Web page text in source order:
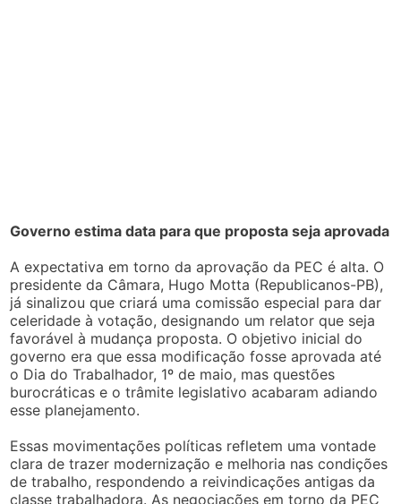
Governo estima data para que proposta seja aprovada
A expectativa em torno da aprovação da PEC é alta. O
presidente da Câmara, Hugo Motta (Republicanos-PB),
já sinalizou que criará uma comissão especial para dar
celeridade à votação, designando um relator que seja
favorável à mudança proposta. O objetivo inicial do
governo era que essa modificação fosse aprovada até
o Dia do Trabalhador, 1º de maio, mas questões
burocráticas e o trâmite legislativo acabaram adiando
esse planejamento.
Essas movimentações políticas refletem uma vontade
clara de trazer modernização e melhoria nas condições
de trabalho, respondendo a reivindicações antigas da
classe trabalhadora. As negociações em torno da PEC